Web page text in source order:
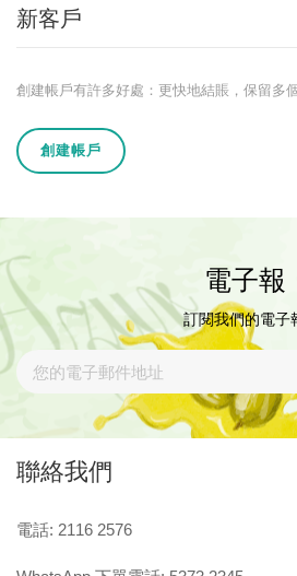
新客戶
創建帳戶有許多好處：更快地結賬，保留多
創建帳戶
電子報
訂閱我們的電子
聯絡我們
電話: 2116 2576